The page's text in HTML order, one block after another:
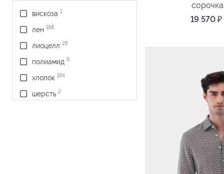
вискоза 1
лен 168
лиоцелл 26
полиамид 9
хлопок 164
шерсть 2
19 570₽